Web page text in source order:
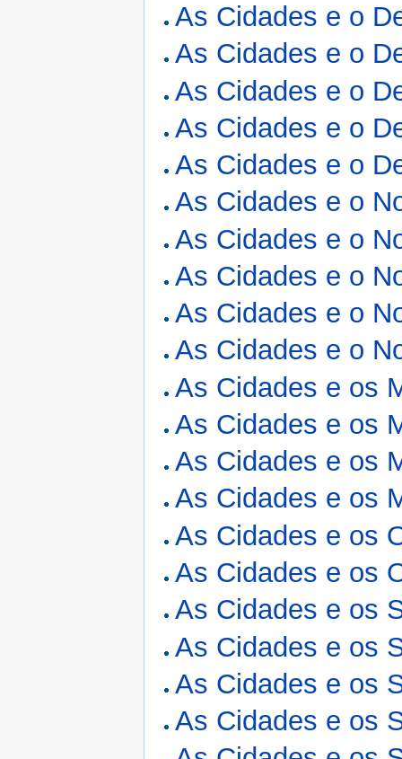
As Cidades e o
As Cidades e o
As Cidades e o
As Cidades e o
As Cidades e o
As Cidades e o
As Cidades e o
As Cidades e o
As Cidades e o
As Cidades e o
As Cidades e os
As Cidades e os
As Cidades e os
As Cidades e os
As Cidades e os
As Cidades e os
As Cidades e os
As Cidades e os
As Cidades e os
As Cidades e os